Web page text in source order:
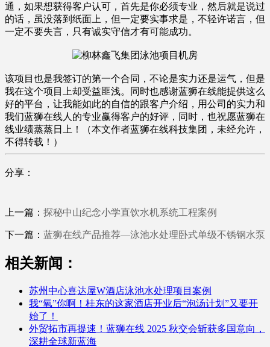
通，如果想获得客户认可，首先是你必须专业，然后就是说过
的话，虽没落到纸面上，但一定要实事求是，不轻许诺言，但
一定不要失言，只有诚实守信才有可能成功。
该项目也是我签订的第一个合同，不论是实力还是运气，但是
我在这个项目上却受益匪浅。同时也感谢蓝狮在线能提供这么
好的平台，让我能如此的自信的跟客户介绍，用公司的实力和
我们蓝狮在线人的专业赢得客户的好评，同时，也祝愿蓝狮在
线业绩蒸蒸日上！（本文作者蓝狮在线科技集团，未经允许，
不得转载！）
分享：
上一篇： 探秘中山纪念小学直饮水机系统工程案例
下一篇： 蓝狮在线产品推荐—泳池水处理卧式单级不锈钢水泵
相关新闻：
苏州中心喜达屋W酒店泳池水处理项目案例
我“氧”你啊！桂东的这家酒店开业后“泡汤计划”又要开
始了！
外贸拓市再提速！蓝狮在线 2025 秋交会斩获多国意向，
深耕全球新蓝海